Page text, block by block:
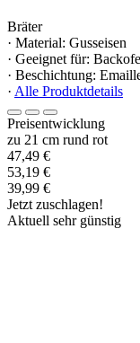
Bräter
· Material: Gusseisen
· Geeignet für:
· Beschichtung:
· Alle Produktdetails
Preisentwicklung
zu 21 cm rund rot
47,49 €
53,19 €
39,99 €
Jetzt zuschlagen!
Aktuell sehr günstig